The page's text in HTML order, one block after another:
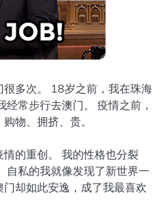
多次。 18岁之前，我在珠海
常步行去澳门。 疫情之前，
物、拥挤、贵。
的重创。 我的性格也分裂
自私的我就像发现了新世界一
却如此安逸，成了我最喜欢